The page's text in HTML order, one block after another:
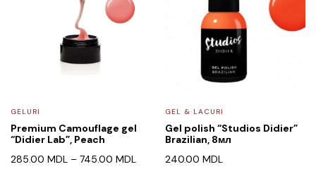
GELURI
Premium Camouflage gel
“Didier Lab”, Peach
285.00 MDL – 745.00 MDL
GEL & LACURI
Gel polish “Studios Didier”
Brazilian, 8мл
240.00 MDL